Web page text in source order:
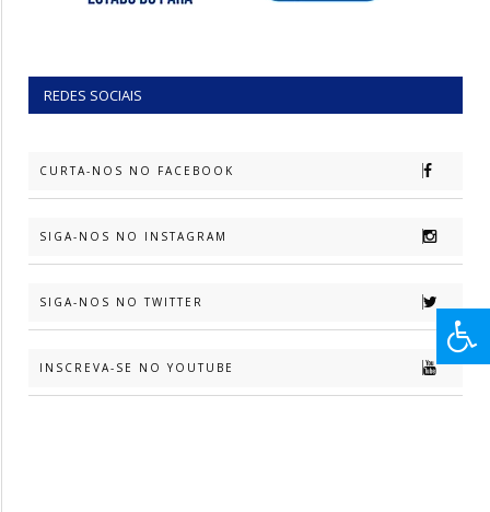
REDES SOCIAIS
CURTA-NOS NO FACEBOOK
SIGA-NOS NO INSTAGRAM
SIGA-NOS NO TWITTER
INSCREVA-SE NO YOUTUBE